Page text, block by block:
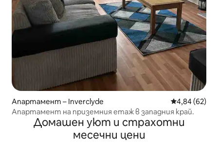
Апартамент – Inverclyde Средна
4,84 (62)
Апартамент на приземния етаж в западния край.
Домашен уют и страхотни
месечни цени